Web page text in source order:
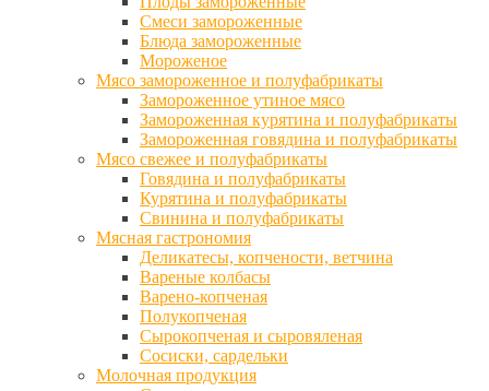
Смеси замороженные
Блюда замороженные
Мороженое
Мясо замороженное и полуфабрикаты
Замороженное утиное мясо
Замороженная курятина и полуфабрикаты
Замороженная говядина и полуфабрикаты
Мясо свежее и полуфабрикаты
Говядина и полуфабрикаты
Курятина и полуфабрикаты
Свинина и полуфабрикаты
Мясная гастрономия
Деликатесы, копчености, ветчина
Вареные колбасы
Варено-копченая
Полукопченая
Сырокопченая и сыровяленая
Сосиски, сардельки
Молочная продукция